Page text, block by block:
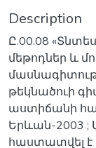
Description
Ը.00.08
մեթոդներ և
թեկնածուի
աստիճանի
Երևան-2003 ;
հաստատվել